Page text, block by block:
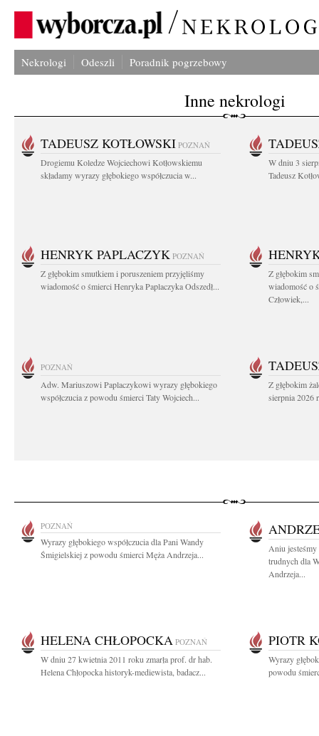
Nekrologi Odeszli Poradnik pogrzebowy
Inne nekrologi
TADEUSZ KOTŁOWSKI POZNAŃ
Drogiemu Koledze Wojciechowi Kotłowskiemu
składamy wyrazy głębokiego współczucia w...
W dniu 3
Tadeusz
HENRYK PAPLACZYK POZNAŃ
Z głębokim smutkiem i poruszeniem przyjęliśmy
wiadomość o śmierci Henryka Paplaczyka Odszedł...
Z głębokim
wiadomość o
Człowiek,...
POZNAŃ
Adw. Mariuszowi Paplaczykowi wyrazy głębokiego
współczucia z powodu śmierci Taty Wojciech...
Z głębokim
sierpnia 2026
POZNAŃ
Wyrazy głębokiego współczucia dla Pani Wandy
Śmigielskiej z powodu śmierci Męża Andrzeja...
Aniu
trudnych dla
Andrzeja...
HELENA CHŁOPOCKA POZNAŃ
W dniu 27 kwietnia 2011 roku zmarła prof. dr hab.
Helena Chłopocka historyk-mediewista, badacz...
PIOTR
Wyrazy
powodu